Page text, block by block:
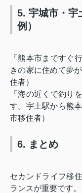
5. 宇城市・宇
例）
「熊本市まですぐ
きの家に住めて夢
住者）
「海の近くで釣り
す。宇土駅から熊
市移住者）
6. まとめ
セカンドライフ移
ランスが重要です。